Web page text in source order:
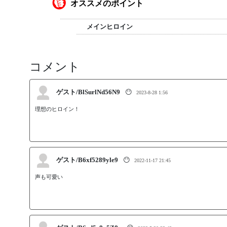
オススメのポイント
メインヒロイン
コメント
ゲスト/BlSurlNd56N9 😶 2023-8-28 1:56
理想のヒロイン！
ゲスト/B6xf5289yle9 😶 2022-11-17 21:45
声も可愛い